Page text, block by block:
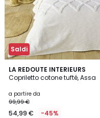
Saldi
LA REDOUTE INTERIEURS
Copriletto cotone tufté, Assa
a partire da
99,99 €
54,99 € -45%
4,4
/ 5
2
Colori